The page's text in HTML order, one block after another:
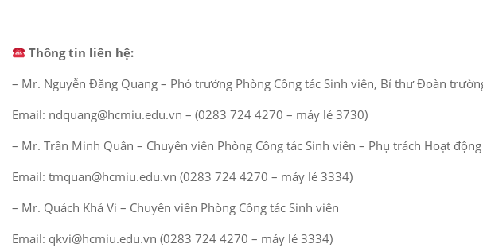
Thông tin liên hệ:
– Mr. Nguyễn Đăng Quang – Phó trưởng Phòng Công tác Sinh viên, Bí thư Đoàn
Email: ndquang@hcmiu.edu.vn – (0283 724 4270 – máy lẻ 3730)
– Mr. Trần Minh Quân – Chuyên viên Phòng Công tác Sinh viên – Phụ trách Hoạt
Email: tmquan@hcmiu.edu.vn (0283 724 4270 – máy lẻ 3334)
– Mr. Quách Khả Vi – Chuyên viên Phòng Công tác Sinh viên
Email: qkvi@hcmiu.edu.vn (0283 724 4270 – máy lẻ 3334)